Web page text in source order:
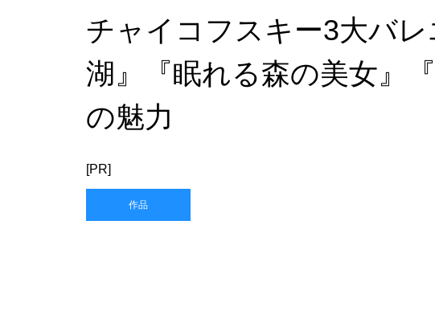
チャイコフスキー3大バ
湖』『眠れる森の美女』
の魅力
[PR]
作品